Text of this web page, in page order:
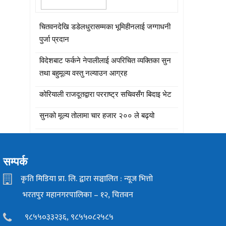
चितवनदेखि डडेलधुरासम्मका भूमिहीनलाई जग्गाधनी
पुर्जा प्रदान
विदेशबाट फर्कने नेपालीलाई अपरिचित व्यक्तिका सुन
तथा बहुमूल्य वस्तु नल्याउन आग्रह
कोरियाली राजदूतद्वारा परराष्ट्र सचिवसँग बिदाइ भेट
सुनको मूल्य तोलामा चार हजार २०० ले बढ्यो
सम्पर्क
कृति मिडिया प्रा. लि. द्वारा सञ्चालित : न्यूज भित्तो
भरतपुर महानगरपालिका – १२, चितवन
९८५५०३३२३६, ९८५५०८२५८५